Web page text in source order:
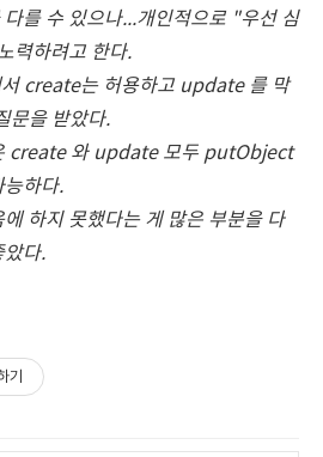
를 수 있으나...개인적으로 "우선 심
력하려고 한다.
create는 허용하고 update 를 막
문을 받았다.
create 와 update 모두 putObject
하다.
하지 못했다는 게 많은 부분을 다
다.
기